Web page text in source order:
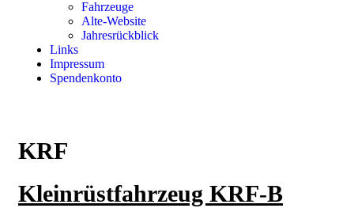
Fahrzeuge
Alte-Website
Jahresrückblick
Links
Impressum
Spendenkonto
KRF
Kleinrüstfahrzeug KRF-B